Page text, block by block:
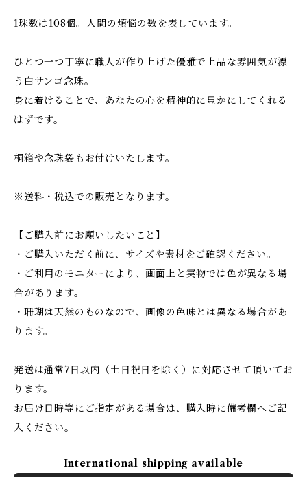
1珠数は108個。人間の煩悩の数を表しています。
ひとつ一つ丁寧に職人が作り上げた優雅で上品な雰囲気が漂
う白サンゴ念珠。
身に着けることで、あなたの心を精神的に豊かにしてくれる
はずです。
桐箱や念珠袋もお付けいたします。
※送料・税込での販売となります。
【ご購入前にお願いしたいこと】
・ご購入いただく前に、サイズや素材をご確認ください。
・ご利用のモニターにより、画面上と実物では色が異なる場
合があります。
・珊瑚は天然のものなので、画像の色味とは異なる場合があ
ります。
発送は通常7日以内（土日祝日を除く）に対応させて頂いてお
ります。
お届け日時等にご指定がある場合は、購入時に備考欄へご記
入ください。
International shipping available